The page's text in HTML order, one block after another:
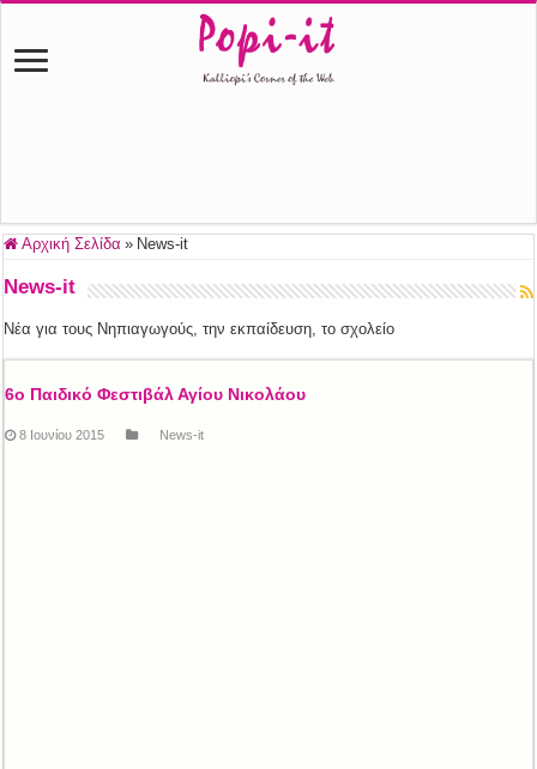
Αρχική Σελίδα » News-it
News-it
Nέα για τους Νηπιαγωγούς, την εκπαίδευση, το σχολείο
6ο Παιδικό Φεστιβάλ Αγίου Νικολάου
8 Ιουνίου 2015 News-it